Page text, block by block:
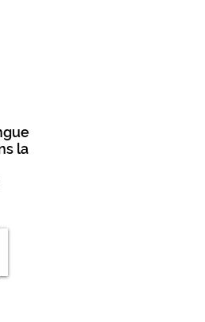
la